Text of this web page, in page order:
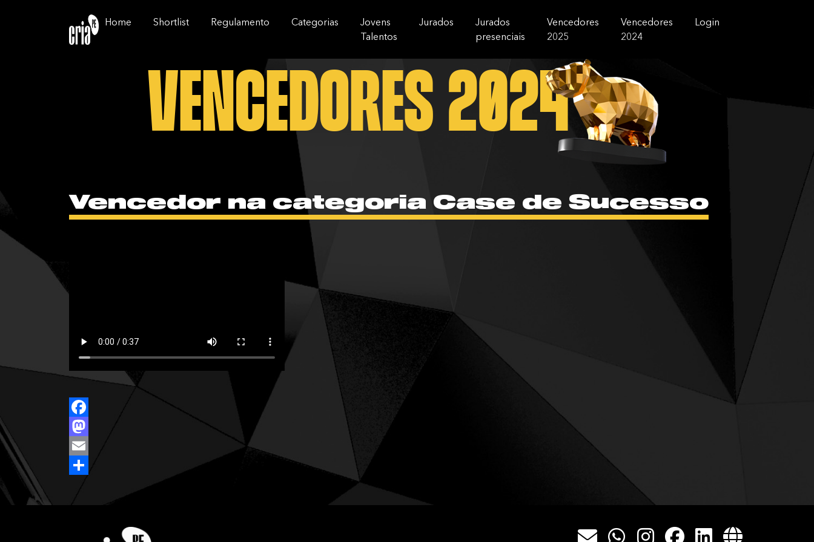
Home Shortlist Regulamento Categorias
Jovens
Talentos
Jurados
Jurados
presenciais
Vencedores
2025
Vencedores
2024
Login
Vencedores 2024
Vencedor na categoria Case de Sucesso
Facebook
Mastodon
Email